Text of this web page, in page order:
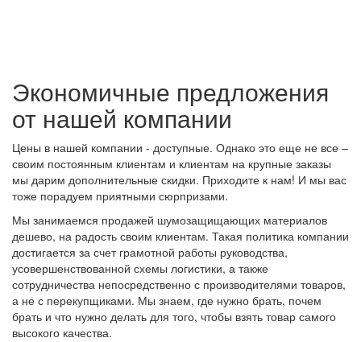
Экономичные предложения
от нашей компании
Цены в нашей компании - доступные. Однако это еще не все –
своим постоянным клиентам и клиентам на крупные заказы
мы дарим дополнительные скидки. Приходите к нам! И мы вас
тоже порадуем приятными сюрпризами.
Мы занимаемся продажей шумозащищающих материалов
дешево, на радость своим клиентам. Такая политика компании
достигается за счет грамотной работы руководства,
усовершенствованной схемы логистики, а также
сотрудничества непосредственно с производителями товаров,
а не с перекупщиками. Мы знаем, где нужно брать, почем
брать и что нужно делать для того, чтобы взять товар самого
высокого качества.